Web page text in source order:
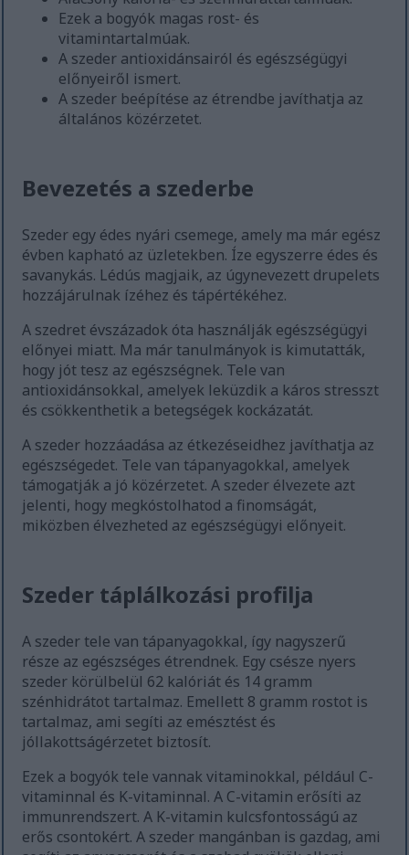
Ezek a bogyók magas rost- és
vitamintartalmúak.
A szeder antioxidánsairól és egészségügyi
előnyeiről ismert.
A szeder beépítése az étrendbe javíthatja az
általános közérzetet.
Bevezetés a szederbe
Szeder egy édes nyári csemege, amely ma már egész
évben kapható az üzletekben. Íze egyszerre édes és
savanykás. Lédús magjaik, az úgynevezett drupelets
hozzájárulnak ízéhez és tápértékéhez.
A szedret évszázadok óta használják egészségügyi
előnyei miatt. Ma már tanulmányok is kimutatták,
hogy jót tesz az egészségnek. Tele van
antioxidánsokkal, amelyek leküzdik a káros stresszt
és csökkenthetik a betegségek kockázatát.
A szeder hozzáadása az étkezéseidhez javíthatja az
egészségedet. Tele van tápanyagokkal, amelyek
támogatják a jó közérzetet. A szeder élvezete azt
jelenti, hogy megkóstolhatod a finomságát,
miközben élvezheted az egészségügyi előnyeit.
Szeder táplálkozási profilja
A szeder tele van tápanyagokkal, így nagyszerű
része az egészséges étrendnek. Egy csésze nyers
szeder körülbelül 62 kalóriát és 14 gramm
szénhidrátot tartalmaz. Emellett 8 gramm rostot is
tartalmaz, ami segíti az emésztést és
jóllakottságérzetet biztosít.
Ezek a bogyók tele vannak vitaminokkal, például C-
vitaminnal és K-vitaminnal. A C-vitamin erősíti az
immunrendszert. A K-vitamin kulcsfontosságú az
erős csontokért. A szeder mangánban is gazdag, ami